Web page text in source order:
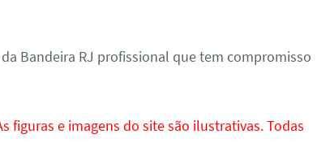
Bandeira RJ profissional que tem compromisso
figuras e imagens do site são ilustrativas. Todas